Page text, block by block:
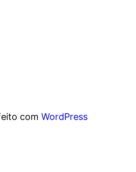
comWordPress